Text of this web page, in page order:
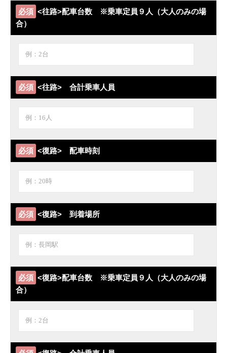
必須 <往路>配車台数 ※乗車定員９人（大人のみの場
合）
必須 <往路> 合計乗車人員
必須 <復路> 配車時刻
必須 <復路> 到着場所
必須 <復路>配車台数 ※乗車定員９人（大人のみの場
合）